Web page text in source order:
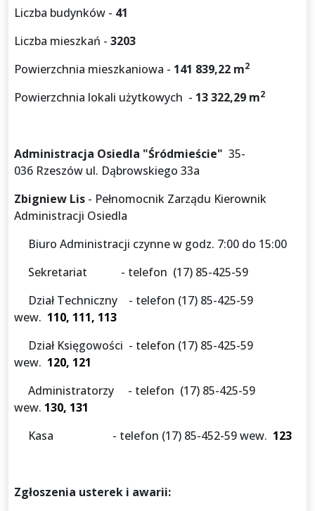
Liczba budynków - 41
Liczba mieszkań - 3203
Powierzchnia mieszkaniowa - 141 839,22 m2
Powierzchnia lokali użytkowych - 13 322,29 m2
Administracja Osiedla "Śródmieście" 35-
036 Rzeszów ul. Dąbrowskiego 33a
Zbigniew Lis - Pełnomocnik Zarządu Kierownik
Administracji Osiedla
Biuro Administracji czynne w godz. 7:00 do 15:00
Sekretariat - telefon (17) 85-425-59
Dział Techniczny - telefon (17) 85-425-59
wew. 110, 111, 113
Dział Księgowości - telefon (17) 85-425-59
wew. 120, 121
Administratorzy - telefon (17) 85-425-59
wew. 130, 131
Kasa - telefon (17) 85-452-59 wew. 123
Zgłoszenia usterek i awarii: